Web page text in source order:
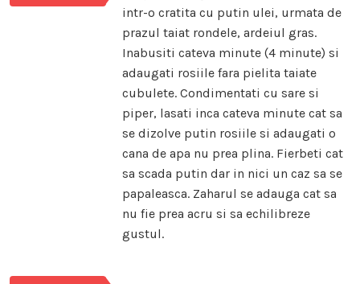
intr-o cratita cu putin ulei, urmata de
prazul taiat rondele, ardeiul gras.
Inabusiti cateva minute (4 minute) si
adaugati rosiile fara pielita taiate
cubulete. Condimentati cu sare si
piper, lasati inca cateva minute cat sa
se dizolve putin rosiile si adaugati o
cana de apa nu prea plina. Fierbeti cat
sa scada putin dar in nici un caz sa se
papaleasca. Zaharul se adauga cat sa
nu fie prea acru si sa echilibreze
gustul.